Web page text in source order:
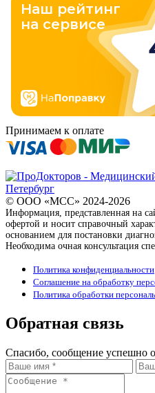
Принимаем к оплате
© ООО «МСС» 2024-2026
Информация, представленная на
офертой и носит справочный
основанием для постановки
Необходима очная консультация
Политика конфиденциальности
Соглашение на обработку
Политика обработки
Обратная связь
Спасибо, сообщение успешно